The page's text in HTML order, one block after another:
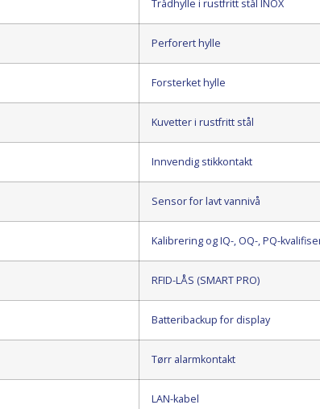
Trådhylle i rustfritt stål INOX
Perforert hylle
Forsterket hylle
Kuvetter i rustfritt stål
Innvendig stikkontakt
Sensor for lavt vannivå
Kalibrering og IQ-, OQ-, PQ-
RFID-LÅS (SMART PRO)
Batteribackup for display
Tørr alarmkontakt
LAN-kabel